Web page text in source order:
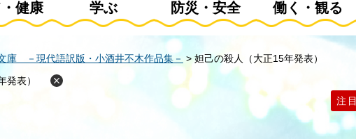
健康 学ぶ 防災・安全 働く・観る
庫 －現代語訳版・小酒井不木作品集－ > 妲己の殺人（大正15年発表）
発表）
注目